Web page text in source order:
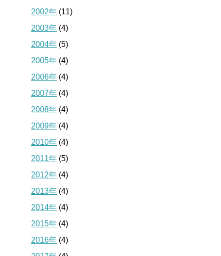
2002年 (11)
2003年 (4)
2004年 (5)
2005年 (4)
2006年 (4)
2007年 (4)
2008年 (4)
2009年 (4)
2010年 (4)
2011年 (5)
2012年 (4)
2013年 (4)
2014年 (4)
2015年 (4)
2016年 (4)